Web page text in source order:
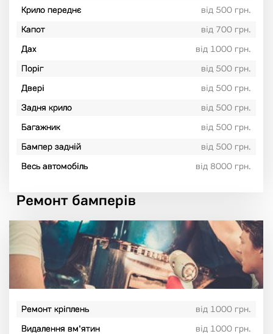
Крило переднє
від 500 грн.
Капот
від 700 грн.
Дах
від 1000 грн.
Поріг
від 500 грн.
Двері
від 500 грн.
Задня крило
від 500 грн.
Багажник
від 500 грн.
Бампер задній
від 500 грн.
Весь автомобіль
від 8000 грн.
Ремонт бамперів
Ремонт кріплень
від 1000 грн.
Видалення вм'ятин
від 1000 грн.